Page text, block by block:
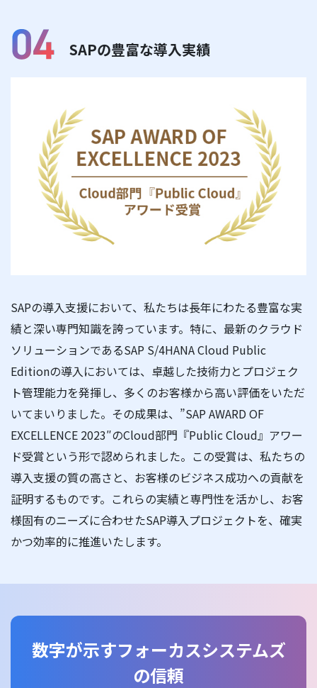
SAPの豊富な導入実績
SAPの導入支援において、私たちは長年にわたる豊富な実
績と深い専門知識を誇っています。特に、最新のクラウド
ソリューションであるSAP S/4HANA Cloud Public
Editionの導入においては、卓越した技術力とプロジェク
ト管理能力を発揮し、多くのお客様から高い評価をいただ
いてまいりました。その成果は、”SAP AWARD OF
EXCELLENCE 2023″のCloud部門『Public Cloud』アワー
ド受賞という形で認められました。この受賞は、私たちの
導入支援の質の高さと、お客様のビジネス成功への貢献を
証明するものです。これらの実績と専門性を活かし、お客
様固有のニーズに合わせたSAP導入プロジェクトを、確実
かつ効率的に推進いたします。
数字が示すフォーカスシステムズ
の信頼